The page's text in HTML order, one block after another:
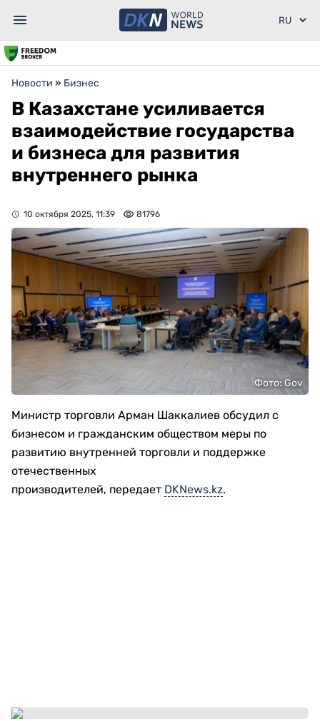
Новости » Бизнес
В Казахстане усиливается
взаимодействие государства
и бизнеса для развития
внутреннего рынка
10 октября 2025, 11:39 81796
Фото: Gov
Министр торговли Арман Шаккалиев обсудил с
бизнесом и гражданским обществом меры по
развитию внутренней торговли и поддержке
отечественных
производителей, передает DKNews.kz.